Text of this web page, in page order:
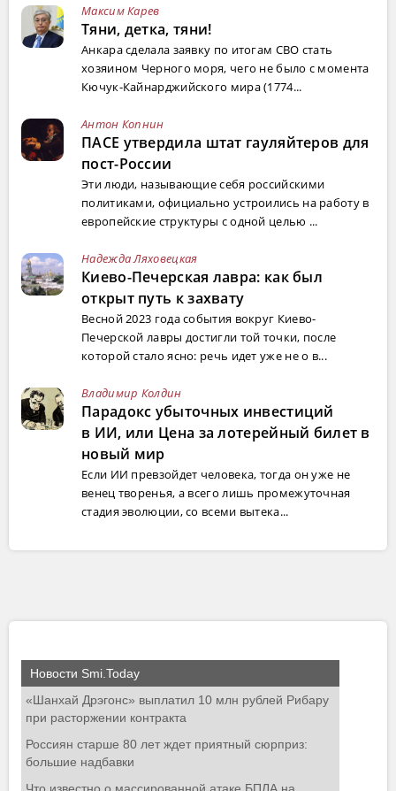
Максим Карев
Тяни, детка, тяни!
Анкара сделала заявку по итогам СВО стать
хозяином Черного моря, чего не было с момента
Кючук-Кайнарджийского мира (1774...
Антон Копнин
ПАСЕ утвердила штат гауляйтеров для
пост-России
Эти люди, называющие себя российскими
политиками, официально устроились на работу в
европейские структуры с одной целью ...
Надежда Ляховецкая
Киево-Печерская лавра: как был
открыт путь к захвату
Весной 2023 года события вокруг Киево-
Печерской лавры достигли той точки, после
которой стало ясно: речь идет уже не о в...
Владимир Колдин
Парадокс убыточных инвестиций
в ИИ, или Цена за лотерейный билет в
новый мир
Если ИИ превзойдет человека, тогда он уже не
венец творенья, а всего лишь промежуточная
стадия эволюции, со всеми вытека...